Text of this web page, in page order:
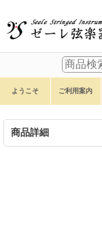
ようこそ ご利用案内
商品詳細